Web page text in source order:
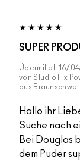
SUPER
Übermittelt 16/
von Studio Fix
aus
Hallo ihr
Suche nach
Bei Douglas
dem Puder